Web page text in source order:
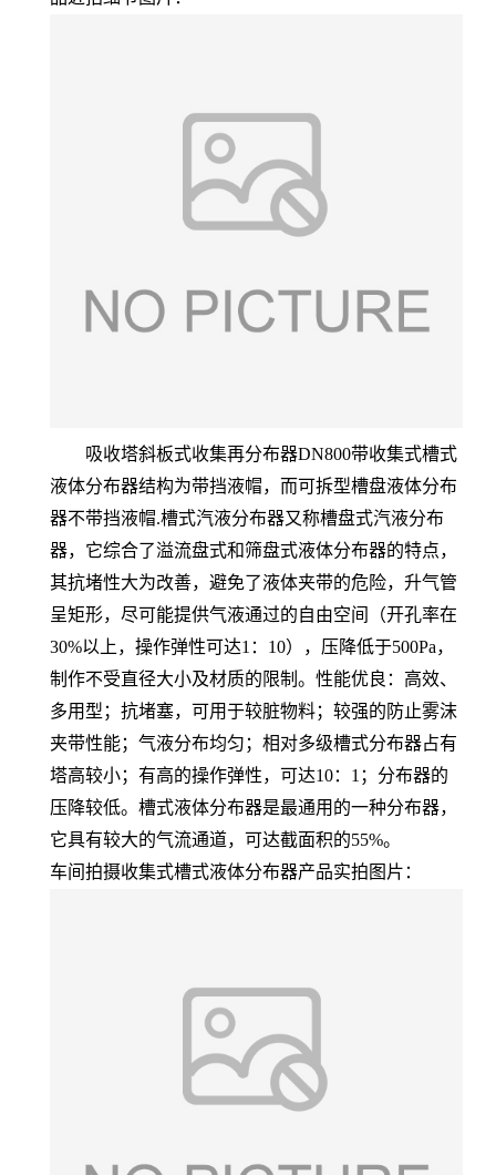
吸收塔斜板式收集再分布器DN800带收集式槽式
液体分布器结构为带挡液帽，而可拆型槽盘液体分布
器不带挡液帽.槽式汽液分布器又称槽盘式汽液分布
器，它综合了溢流盘式和筛盘式液体分布器的特点，
其抗堵性大为改善，避免了液体夹带的危险，升气管
呈矩形，尽可能提供气液通过的自由空间（开孔率在
30%以上，操作弹性可达1：10），压降低于500Pa，
制作不受直径大小及材质的限制。性能优良：高效、
多用型；抗堵塞，可用于较脏物料；较强的防止雾沫
夹带性能；气液分布均匀；相对多级槽式分布器占有
塔高较小；有高的操作弹性，可达10：1；分布器的
压降较低。槽式液体分布器是最通用的一种分布器，
它具有较大的气流通道，可达截面积的55%。
车间拍摄收集式槽式液体分布器产品实拍图片：